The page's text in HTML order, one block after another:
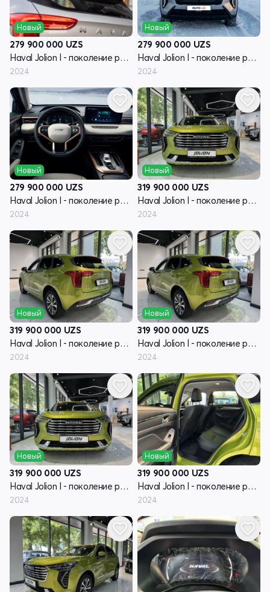
Новый
279 900 000 UZS
Haval Jolion I - поколение рестайлинг
2024
Новый
279 900 000 UZS
Haval Jolion I - поколение рестайлинг
2024
Новый
279 900 000 UZS
Haval Jolion I - поколение рестайлинг
2024
Новый
319 900 000 UZS
Haval Jolion I - поколение рестайлинг
2024
Новый
319 900 000 UZS
Haval Jolion I - поколение рестайлинг
2024
Новый
319 900 000 UZS
Haval Jolion I - поколение рестайлинг
2024
Новый
319 900 000 UZS
Haval Jolion I - поколение рестайлинг
2024
Новый
319 900 000 UZS
Haval Jolion I - поколение рестайлинг
2024